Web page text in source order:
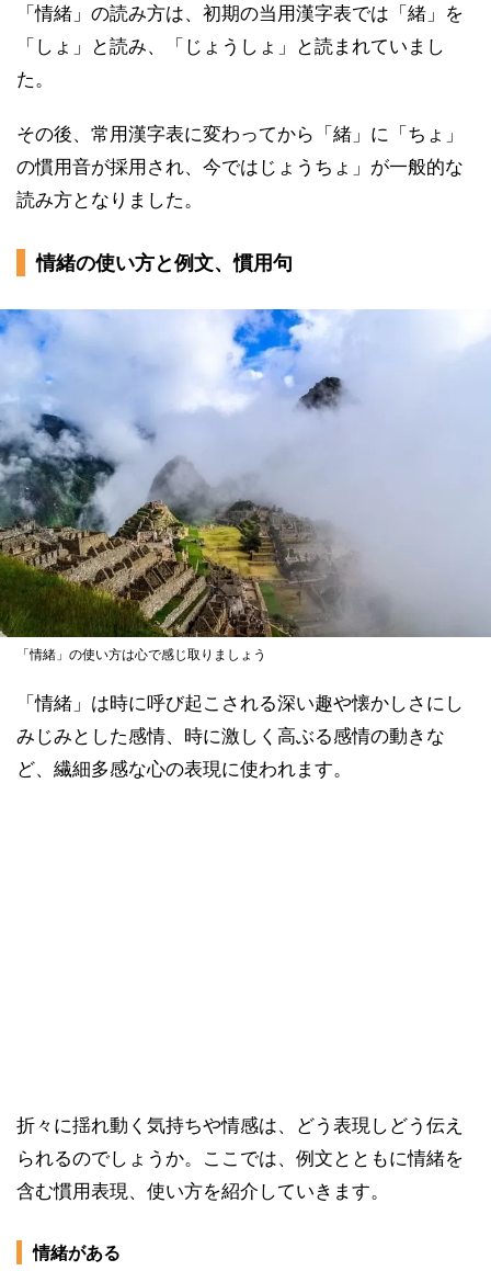
「情緒」の読み方は、初期の当用漢字表では「緒」を
「しょ」と読み、「じょうしょ」と読まれていまし
た。
その後、常用漢字表に変わってから「緒」に「ちょ」
の慣用音が採用され、今ではじょうちょ」が一般的な
読み方となりました。
情緒の使い方と例文、慣用句
「情緒」の使い方は心で感じ取りましょう
「情緒」は時に呼び起こされる深い趣や懐かしさにし
みじみとした感情、時に激しく高ぶる感情の動きな
ど、繊細多感な心の表現に使われます。
折々に揺れ動く気持ちや情感は、どう表現しどう伝え
られるのでしょうか。ここでは、例文とともに情緒を
含む慣用表現、使い方を紹介していきます。
情緒がある